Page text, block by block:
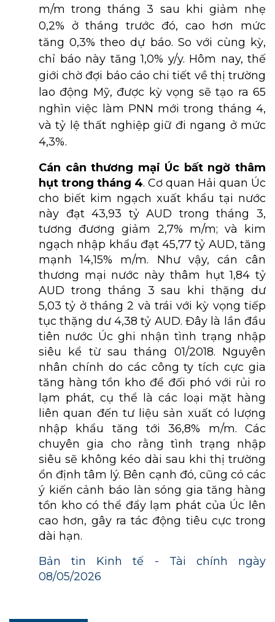
m/m trong tháng 3 sau khi giảm nhẹ
0,2% ở tháng trước đó, cao hơn mức
tăng 0,3% theo dự báo. So với cùng kỳ,
chỉ báo này tăng 1,0% y/y. Hôm nay, thế
giới chờ đợi báo cáo chi tiết về thị trường
lao động Mỹ, được kỳ vọng sẽ tạo ra 65
nghìn việc làm PNN mới trong tháng 4,
và tỷ lệ thất nghiệp giữ đi ngang ở mức
4,3%.
Cán cân thương mại Úc bất ngờ thâm
hụt trong tháng 4. Cơ quan Hải quan Úc
cho biết kim ngạch xuất khẩu tại nước
này đạt 43,93 tỷ AUD trong tháng 3,
tương đương giảm 2,7% m/m; và kim
ngạch nhập khẩu đạt 45,77 tỷ AUD, tăng
mạnh 14,15% m/m. Như vậy, cán cân
thương mại nước này thâm hụt 1,84 tỷ
AUD trong tháng 3 sau khi thặng dư
5,03 tỷ ở tháng 2 và trái với kỳ vọng tiếp
tục thặng dư 4,38 tỷ AUD. Đây là lần đầu
tiên nước Úc ghi nhận tình trạng nhập
siêu kể từ sau tháng 01/2018. Nguyên
nhân chính do các công ty tích cực gia
tăng hàng tồn kho để đối phó với rủi ro
lạm phát, cụ thể là các loại mặt hàng
liên quan đến tư liệu sản xuất có lượng
nhập khẩu tăng tới 36,8% m/m. Các
chuyên gia cho rằng tình trạng nhập
siêu sẽ không kéo dài sau khi thị trường
ổn định tâm lý. Bên cạnh đó, cũng có các
ý kiến cảnh báo làn sóng gia tăng hàng
tồn kho có thể đẩy lạm phát của Úc lên
cao hơn, gây ra tác động tiêu cực trong
dài hạn.
Bản tin Kinh tế - Tài chính ngày
08/05/2026